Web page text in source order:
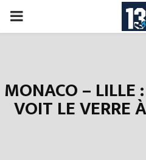
PRIMARY
MONACO – LILLE
VOIT LE VERRE